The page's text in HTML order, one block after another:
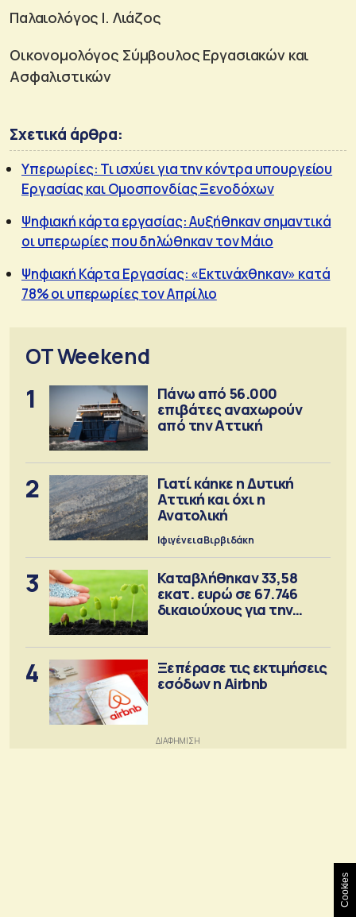
Παλαιολόγος Ι. Λιάζος
Οικονομολόγος Σύμβουλος Εργασιακών και
Ασφαλιστικών
Σχετικά άρθρα:
Υπερωρίες: Τι ισχύει για την κόντρα υπουργείου
Εργασίας και Ομοσπονδίας Ξενοδόχων
Ψηφιακή κάρτα εργασίας: Αυξήθηκαν σημαντικά
οι υπερωρίες που δηλώθηκαν τον Μάιο
Ψηφιακή Κάρτα Εργασίας: «Εκτινάχθηκαν» κατά
78% οι υπερωρίες τον Απρίλιο
OT Weekend
1
Πάνω από 56.000
επιβάτες αναχωρούν
από την Αττική
2
Γιατί κάηκε η Δυτική
Αττική και όχι η
Ανατολική
Ιφιγένεια Βιρβιδάκη
3
Καταβλήθηκαν 33,58
εκατ. ευρώ σε 67.746
δικαιούχους για την
4
Ξεπέρασε τις εκτιμήσεις
εσόδων η Airbnb
Cookies